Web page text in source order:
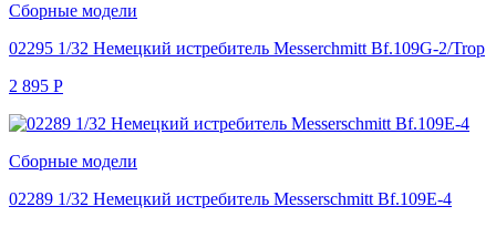
Сборные модели
02295 1/32 Немецкий истребитель Messerchmitt Bf.109G-2/Trop
2 895 Р
Сборные модели
02289 1/32 Немецкий истребитель Messerschmitt Bf.109E-4